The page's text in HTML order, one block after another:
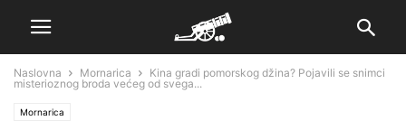
Naslovna Mornarica
Kina gradi pomorskog džina? Pojavili se snimci
misterioznog broda većeg od svega...
Mornarica